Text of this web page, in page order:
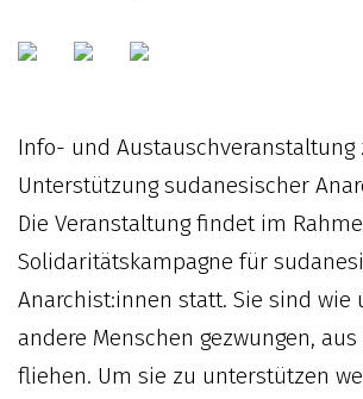
Info- und Austauschveranstaltung
Unterstützung sudanesischer
Die Veranstaltung findet im
Solidaritätskampagne für
Anarchist:innen statt. Sie sind wie
andere Menschen gezwungen,
fliehen. Um sie zu unterstützen